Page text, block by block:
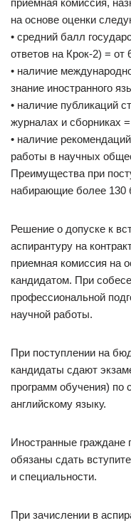
приемная комиссия,
на основе оценки
• средний балл
ответов на Крок-2) = от
• наличие
знание иностранного
• наличие публикаций
журналах и сборниках
• наличие
работы в научных
Преимущества при
набирающие более 130
Решение о допуске к
аспирантуру на
приемная комиссия на
кандидатом. При
профессиональной
научной работы.
При поступлении на
кандидаты сдают
программ обучения)
английскому языку.
Иностранные граждане
обязаны сдать
и специальности.
При зачислении в